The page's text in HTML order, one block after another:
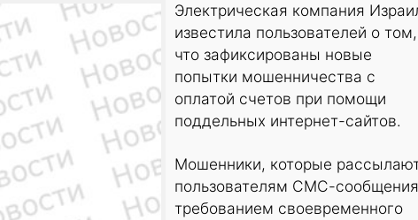
Электрическая компания
известила пользователей о том,
что зафиксированы новые
попытки мошенничества с
оплатой счетов при помощи
поддельных интернет-сайтов.
Мошенники, которые
пользователям СМС-
требованием своевременного